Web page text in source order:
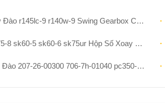
9 r140w-9 Swing Gearbox Cho Hyundai 31Q4-11140
5 sk60-6 sk75ur Hộp Số Xoay YR32W00002F1 Động Swing
00300 706-7h-01040 pc350-8 Xưởng Xây Dựng Máy Đào Hộp Số Xoay